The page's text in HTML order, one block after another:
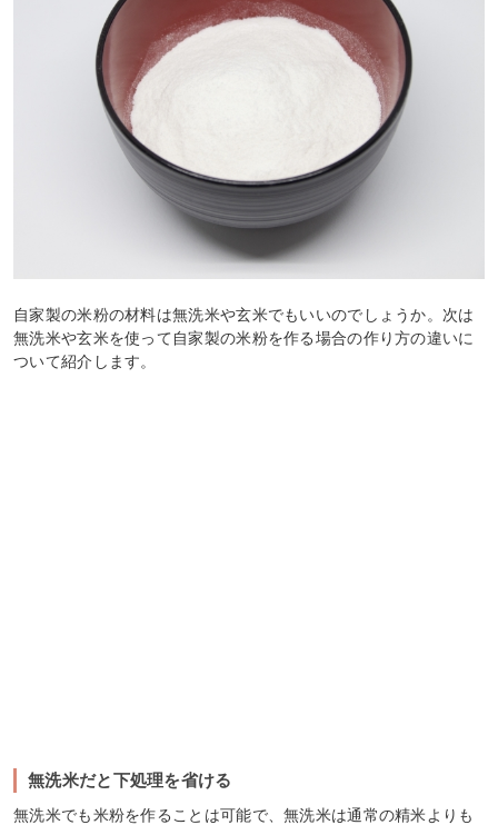
自家製の米粉の材料は無洗米や玄米でもいいのでしょうか。次は
無洗米や玄米を使って自家製の米粉を作る場合の作り方の違いに
ついて紹介します。
無洗米だと下処理を省ける
無洗米でも米粉を作ることは可能で、無洗米は通常の精米よりも